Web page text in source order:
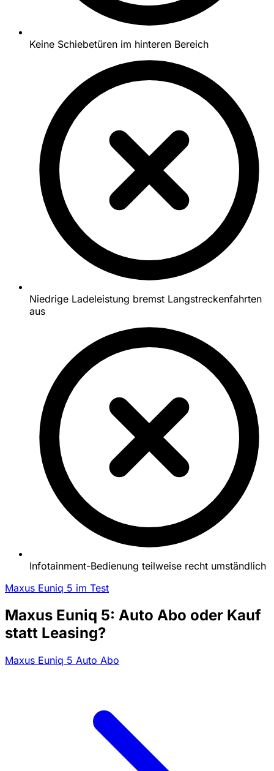
Keine Schiebetüren im hinteren Bereich
Niedrige Ladeleistung bremst Langstreckenfahrten
aus
Infotainment-Bedienung teilweise recht umständlich
Maxus Euniq 5 im Test
Maxus Euniq 5: Auto Abo oder Kauf
statt Leasing?
Maxus Euniq 5 Auto Abo